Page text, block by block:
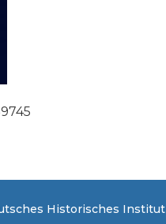
Historisches Institut